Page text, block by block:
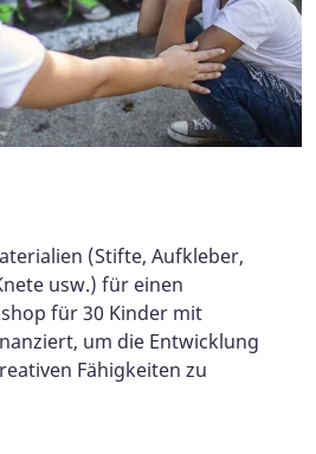
(Stifte, Aufkleber,
usw.) für einen
für 30 Kinder mit
um die Entwicklung
Fähigkeiten zu